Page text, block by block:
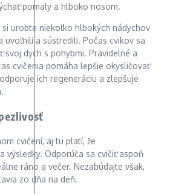
pomaly a hlboko nosom.
si urobte niekoľko hlbokých nádychov
uvoľnili a sústredili. Počas cvikov sa
svoj dych s pohybmi. Pravidelné a
cvičenia pomáha lepšie okysličovať
ich regeneráciu a zlepšuje
cvičení, aj tu platí, že
výsledky. Odporúča sa cvičiť aspoň
ráno a večer. Nezabúdajte však,
zo dňa na deň.